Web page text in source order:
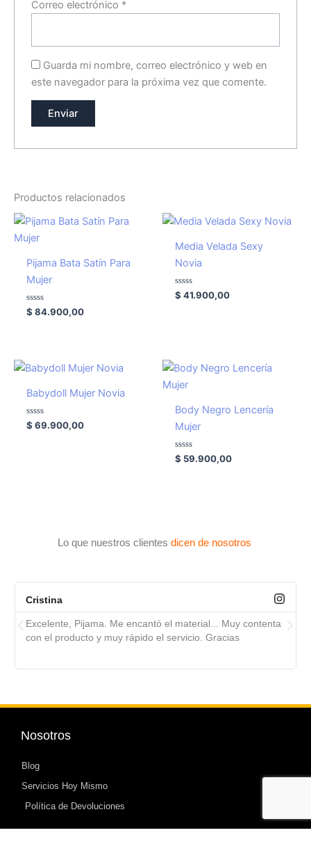
Correo electrónico *
Guarda mi nombre, correo electrónico y web en
este navegador para la próxima vez que comente.
Productos relacionados
Pijama Bata Satín Para
Mujer
Valorado
con
$ 84.900,00
Media Velada Sexy
Novia
Valorado
con
$ 41.900,00
Babydoll Mujer Novia
Valorado
con
$ 69.900,00
Body Negro Lencería
Mujer
Valorado
con
$ 59.900,00
Lo que nuestros clientes dicen de nosotros
Cristina
Excelente, Pijama. Me encantó el material... Muy contenta
con el producto y muy rápido el servicio. Gracias
Nosotros
Blog
Servicios Hoy Mismo
Política de Devoluciones